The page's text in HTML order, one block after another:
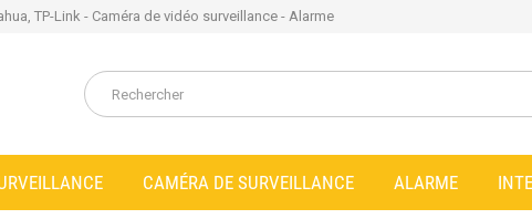
TP-Link - Caméra de vidéo surveillance - Alarme
CAMÉRA DE SURVEILLANCE ALARME